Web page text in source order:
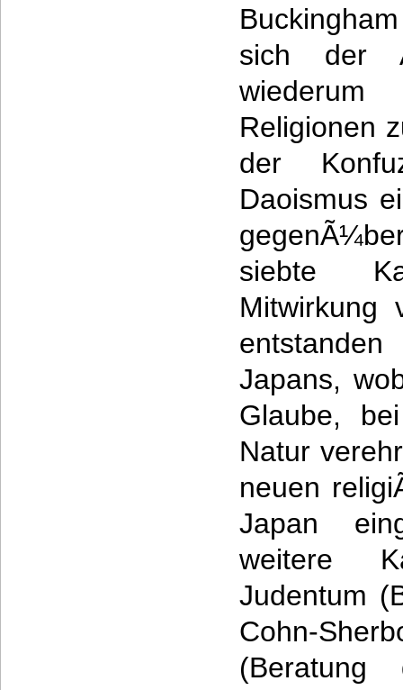
sich der
Religionen
der
Daoismus
siebte
Mitwirkung
Japans,
Glaube,
Natur
neuen
Japan
weitere
Judentum
Cohn-